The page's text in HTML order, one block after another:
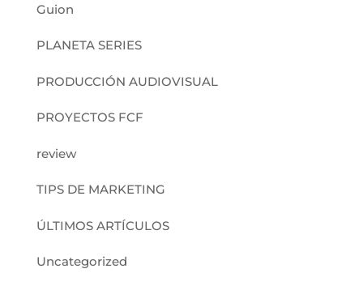
Guion
PLANETA SERIES
PRODUCCIÓN AUDIOVISUAL
PROYECTOS FCF
review
TIPS DE MARKETING
ÚLTIMOS ARTÍCULOS
Uncategorized